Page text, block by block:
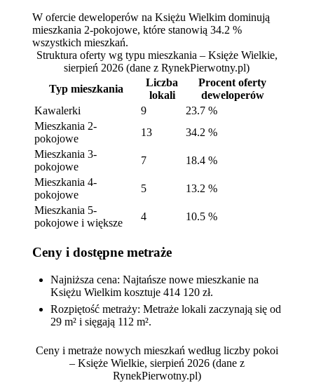
W ofercie deweloperów na Księżu Wielkim dominują
mieszkania 2-pokojowe, które stanowią 34.2 %
wszystkich mieszkań.
Struktura oferty wg typu mieszkania – Księże Wielkie,
sierpień 2026 (dane z RynekPierwotny.pl)
Typ mieszkania
Liczba
lokali
Procent oferty
deweloperów
Kawalerki
9
23.7 %
Mieszkania 2-
pokojowe
13
34.2 %
Mieszkania 3-
pokojowe
7
18.4 %
Mieszkania 4-
pokojowe
5
13.2 %
Mieszkania 5-
pokojowe i większe
4 10.5 %
Ceny i dostępne metraże
Najniższa cena: Najtańsze nowe mieszkanie na
Księżu Wielkim kosztuje 414 120 zł.
Rozpiętość metraży: Metraże lokali zaczynają się od
29 m² i sięgają 112 m².
Ceny i metraże nowych mieszkań według liczby pokoi
– Księże Wielkie, sierpień 2026 (dane z
RynekPierwotny.pl)